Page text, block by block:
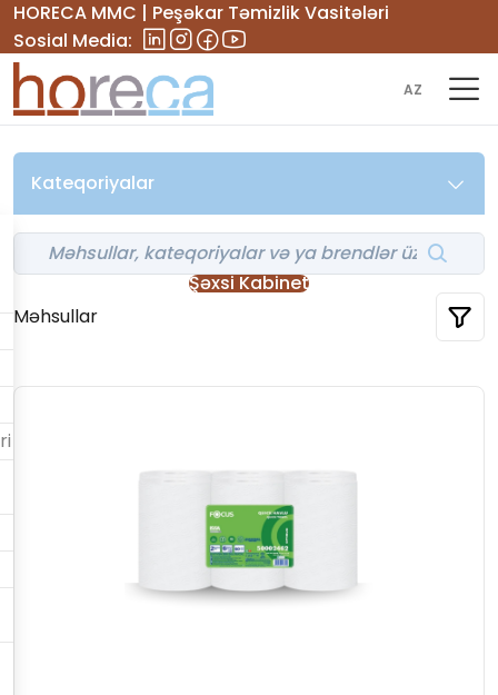
HORECA MMC | Peşəkar Təmizlik Vasitələri
Sosial Media:
AZ
Kateqoriyalar
Şəxsi Kabinet
Məhsullar